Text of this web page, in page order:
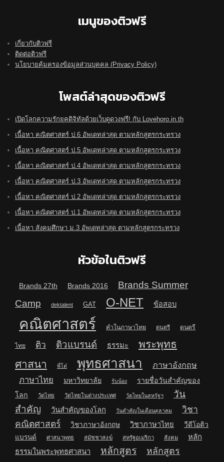
เมนูของติวฟรี
เกี่ยวกับติวฟรี
ติดต่อติวฟรี
นโยบายคุ้มครองข้อมูลส่วนบุคคล (Privacy Policy)
โพสต์ล่าสุดของติวฟรี
เปิดโลกความรักยุคดิจิทัลด้วยเว็บดูดวงฟรี! กับ Lovehoro.in.th
เนื้อหา คณิตศาสตร์ ป.6 อัพเดทล่าสุด ตามหลักสูตรกระทรวง
เนื้อหา คณิตศาสตร์ ป.5 อัพเดทล่าสุด ตามหลักสูตรกระทรวง
เนื้อหา คณิตศาสตร์ ป.4 อัพเดทล่าสุด ตามหลักสูตรกระทรวง
เนื้อหา คณิตศาสตร์ ป.3 อัพเดทล่าสุด ตามหลักสูตรกระทรวง
เนื้อหา คณิตศาสตร์ ป.2 อัพเดทล่าสุด ตามหลักสูตรกระทรวง
เนื้อหา คณิตศาสตร์ ป.1 อัพเดทล่าสุด ตามหลักสูตรกระทรวง
เนื้อหา สังคมศึกษา ม.3 อัพเดทล่าสุด ตามหลักสูตรกระทรวง
หัวข้อในติวฟรี
Brands 27th Brands 2016
Brands Summer
Camp
dektalent GAT O-NET ข้อสอบ
คณิตศาสตร์ คำในภาษาไทย ดนตรี ดนตรี
ไทย ติว ติวแบรนด์ ธรรมะ
พระพุทธ
ศาสนา
พี่โต๋ พุทธศาสนา ภาษาอังกฤษ
ภาษาไทย มหาวิทยาลัย รับน้อง
รายชื่อวันสำคัญของ
โลก
วัดไทย วัดไทยในต่างประเทศ วัดไทยในสหรัฐฯ
วัน
สำคัญ
วันสำคัญของโลก วันสำคัญในเดือนตุลาคม
วิชา
คณิตศาสตร์
วิชาภาษาอังกฤษ วิชาภาษาไทย
วีดีโอติว
แบรนด์
ศาสนาพุทธ สมัชชาสงฆ์ สหรัฐอเมริกา สังคม
หลัก
ธรรมในพระพุทธศาสนา
หลักสูตร
หลักสูตร